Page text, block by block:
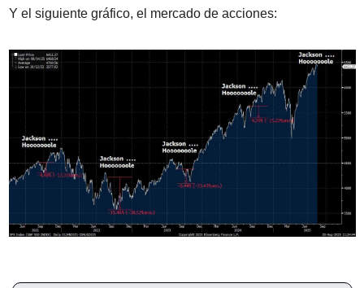
Y el siguiente gráfico, el mercado de acciones: